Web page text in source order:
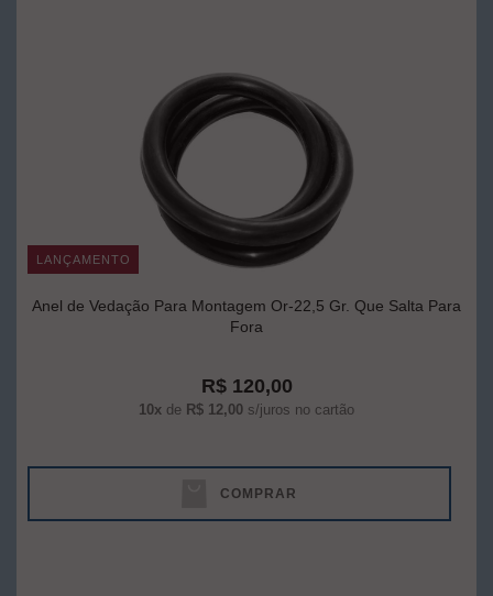
LANÇAMENTO
Anel de Vedação Para Montagem Or-22,5 Gr. Que Salta Para
Fora
R$ 120,00
10x de R$ 12,00 s/juros no cartão
COMPRAR